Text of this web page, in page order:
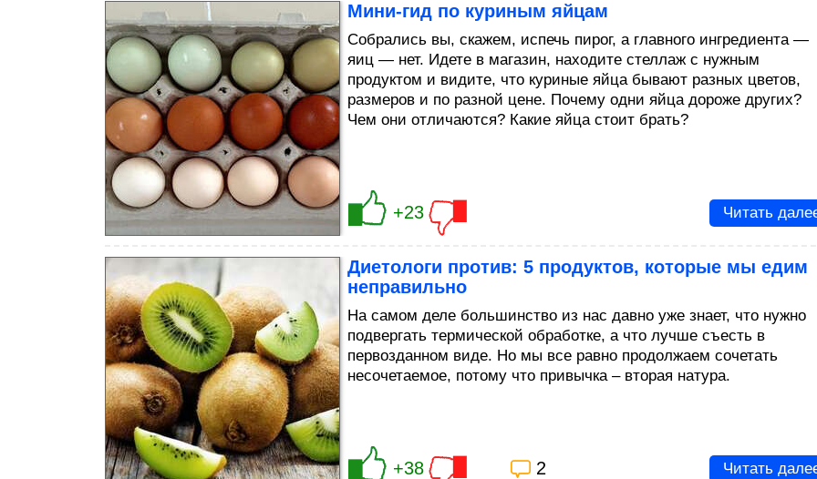
Мини-гид по куриным яйцам
Собрались вы, скажем, испечь пирог, а главного ингредиента —
яиц — нет. Идете в магазин, находите стеллаж с нужным
продуктом и видите, что куриные яйца бывают разных цветов,
размеров и по разной цене. Почему одни яйца дороже других?
Чем они отличаются? Какие яйца стоит брать?
+23 Читать
Диетологи против: 5 продуктов, которые мы едим
неправильно
На самом деле большинство из нас давно уже знает, что нужно
подвергать термической обработке, а что лучше съесть в
первозданном виде. Но мы все равно продолжаем сочетать
несочетаемое, потому что привычка – вторая натура.
+38 2 Читать